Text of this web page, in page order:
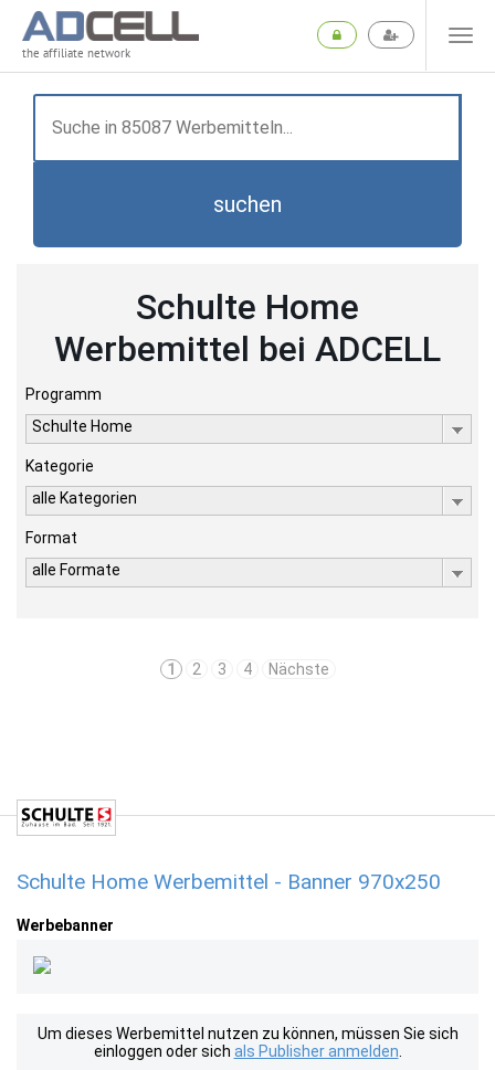
the affiliate network
suchen
Schulte Home
Werbemittel bei ADCELL
Programm
Schulte Home
Kategorie
alle Kategorien
Format
alle Formate
1 2 3 4 Nächste
Schulte Home Werbemittel - Banner 970x250
Werbebanner
Um dieses Werbemittel nutzen zu können, müssen Sie sich
einloggen oder sich als Publisher anmelden